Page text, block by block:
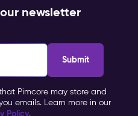
newsletter
Pimcore may store and
emails. Learn more in our
Policy.